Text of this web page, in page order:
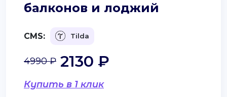
балконов и лоджий
CMS: Tilda
Купить в 1 клик
4990 ₽ 2130 ₽